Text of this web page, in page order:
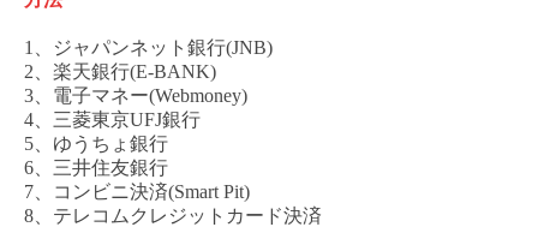
1、ジャパンネット銀行(JNB)
2、楽天銀行(E-BANK)
3、電子マネー(Webmoney)
4、三菱東京UFJ銀行
5、ゆうちょ銀行
6、三井住友銀行
7、コンビニ決済(Smart Pit)
8、テレコムクレジットカード決済